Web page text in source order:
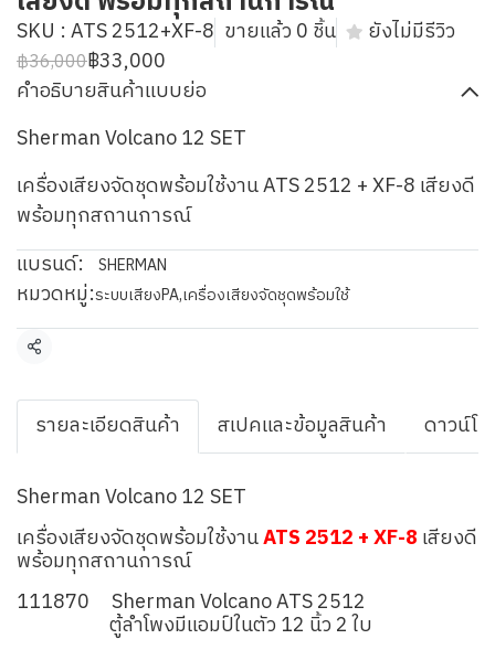
SKU : ATS 2512+XF-8 ขายแล้ว 0 ชิ้น ยังไม่มีรีวิว
฿36,000฿33,000
คำอธิบายสินค้าแบบย่อ
Sherman Volcano 12 SET
เครื่องเสียงจัดชุดพร้อมใช้งาน ATS 2512 + XF-8 เสียงดี
พร้อมทุกสถานการณ์
แบรนด์:
SHERMAN
หมวดหมู่:ระบบเสียงPA,เครื่องเสียงจัดชุดพร้อมใช้
แชร์
รายละเอียดสินค้า สเปคและข้อมูลสินค้า ดาวน์โ
Sherman Volcano 12 SET
เครื่องเสียงจัดชุดพร้อมใช้งานATS 2512 + XF-8 เสียงดี
พร้อมทุกสถานการณ์
111870 Sherman Volcano ATS 2512
ตู้ลำโพงมีแอมป์ในตัว 12 นิ้ว 2 ใบ